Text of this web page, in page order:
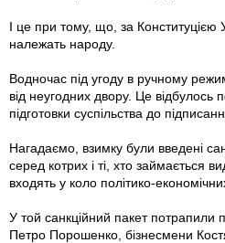
І це при тому, що, за Конституцією
належать народу.
Водночас під угоду в ручному
від неугодних двору. Це відбулось
підготовки суспільства до
Нагадаємо, взимку були введені
серед котрих і ті, хто займається
входять у коло політико-
У той санкційний пакет потрапили
Петро Порошенко, бізнесмени